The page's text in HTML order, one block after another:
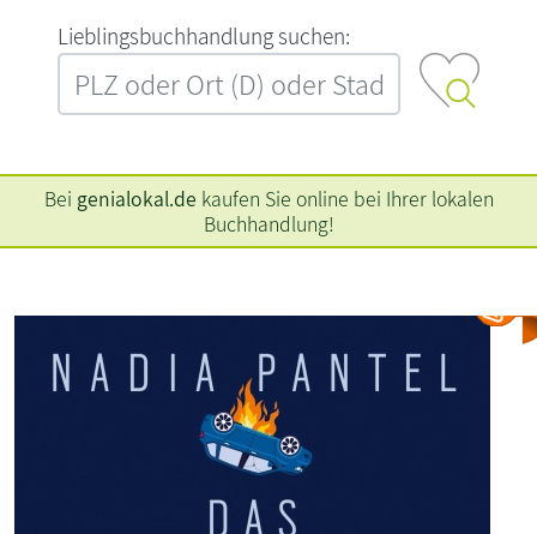
L‍i‍e‍b‍l‍i‍n‍g‍s‍b‍u‍c‍h‍h‍a‍n‍d‍l‍u‍n‍g‍ ‍s‍u‍c‍h‍e‍n‍:‍
Bei genialokal.de kaufen Sie online bei Ihrer lokalen
Buchhandlung!